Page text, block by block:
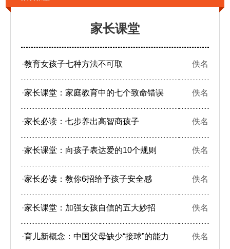
家长课堂
·教育女孩子七种方法不可取 佚名
·家长课堂：家庭教育中的七个致命错误 佚名
·家长必读：七步养出高智商孩子 佚名
·家长课堂：向孩子表达爱的10个规则 佚名
·家长必读：教你6招给予孩子安全感 佚名
·家长课堂：加强女孩自信的五大妙招 佚名
·育儿新概念：中国父母缺少“接球”的能力 佚名